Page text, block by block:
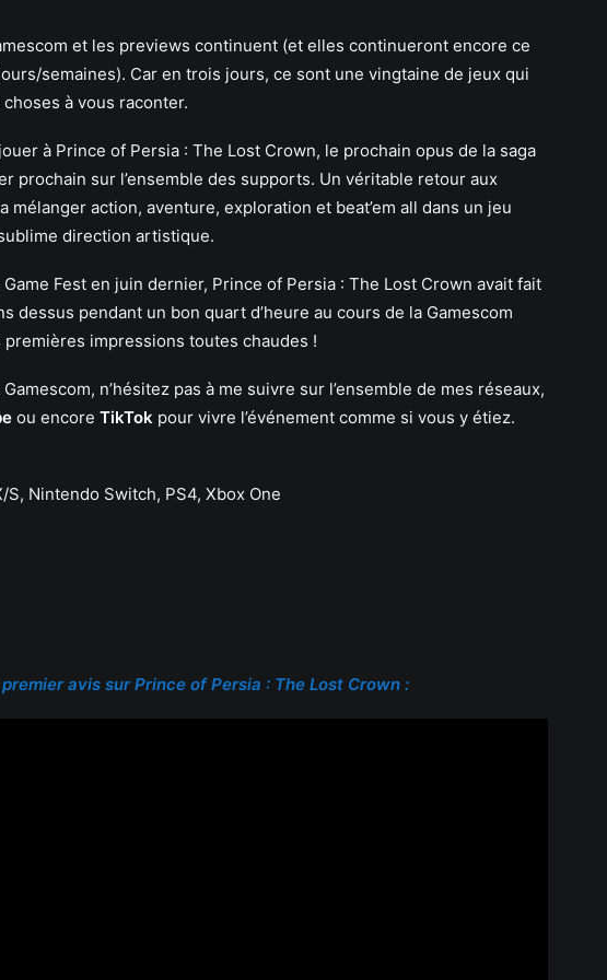
et les previews continuent (et elles continueront encore ce
semaines). Car en trois jours, ce sont une vingtaine de jeux qui
à vous raconter.
à Prince of Persia : The Lost Crown, le prochain opus de la saga
prochain sur l’ensemble des supports. Un véritable retour aux
mélanger action, aventure, exploration et beat’em all dans un jeu
direction artistique.
Fest en juin dernier, Prince of Persia : The Lost Crown avait fait
dessus pendant un bon quart d’heure au cours de la Gamescom
impressions toutes chaudes !
n’hésitez pas à me suivre sur l’ensemble de mes réseaux,
ou encore TikTok pour vivre l’événement comme si vous y étiez.
S, Nintendo Switch, PS4, Xbox One
avis sur Prince of Persia : The Lost Crown :